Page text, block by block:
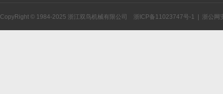
CopyRight © 1984-2025 浙江双鸟机械有限公司 浙ICP备11023747号-1 浙公网